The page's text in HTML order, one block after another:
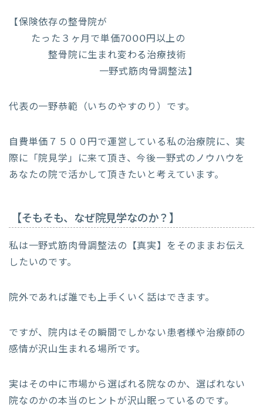
【保険依存の整骨院が
たった３ヶ月で単価7000円以上の
整骨院に生まれ変わる治療技術
一野式筋肉骨調整法】
代表の一野恭範（いちのやすのり）です。
自費単価７５００円で運営している私の治療院に、実
際に「院見学」に来て頂き、今後一野式のノウハウを
あなたの院で活かして頂きたいと考えています。
【そもそも、なぜ院見学なのか？】
私は一野式筋肉骨調整法の【真実】をそのままお伝え
したいのです。
院外であれば誰でも上手くいく話はできます。
ですが、院内はその瞬間でしかない患者様や治療師の
感情が沢山生まれる場所です。
実はその中に市場から選ばれる院なのか、選ばれない
院なのかの本当のヒントが沢山眠っているのです。